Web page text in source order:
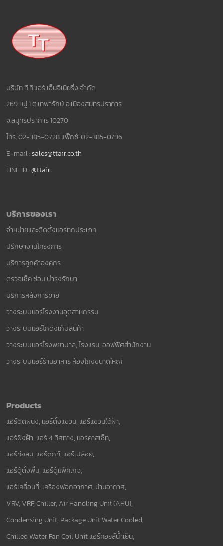
บริษัท ที.ที.แอร์ เอ็นจิเนียริ่ง จำกัด
269 หมู่ 1 ต.เทพารักษ์ อ.เมืองสมุทรปราการ
จ.สมุทรปราการ 10270
โทร. 02-385-0728 แฟ็กซ์. 02-385-0796
E-mail :sales@ttair.co.th
LINE ID :@ttair
บริการของเรา
จำหน่ายและติดตั้งแอร์ทุกประเภท
ปรึกษางานโครงการ
บริการลูกค้าองค์กร
ตรวจเช็ค ซ่อม บำรุงรักษา
บริการหลังการขาย
วางระบบแอร์โรงงานอุตสาหกรรม
วางระบบแอร์โกดังเก็บสินค้า
วางระบบแอร์โรงพยาบาล, โรงแรม, ออฟฟิศสำนักงาน
วางระบบแอร์ร้านอาหาร ห้องโถงขนาดใหญ่
Products
แอร์ติดผนัง, แอร์ตั้งแขวน, แอร์แขวนใต้ฝ้า,
แอร์ฝังฝ้า, แอร์ 4 ทิศทาง, แอร์คาสเซ็ท,
แอร์ท่อลม, แอร์ดักท์, แอร์เปลือย,
แอร์ตู้ตั้งพื้น, แอร์ตู้แพ็คเกจ,
แอร์เคลื่อนที่, เครื่องฟอกอากาศ, ม่านอากาศ,
VRV, VRF, Chiller, Air Handling Unit (AHU),
Condensing Unit, Package Unit Water Cooled,
Chilled Water Fan Coil Unit แอร์คอยล์น้ำเย็น,